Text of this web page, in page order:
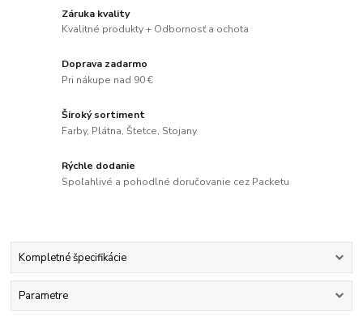
Záruka kvality
Kvalitné produkty + Odbornosť a ochota
Doprava zadarmo
Pri nákupe nad 90 €
Široký sortiment
Farby, Plátna, Štetce, Stojany
Rýchle dodanie
Spoľahlivé a pohodlné doručovanie cez Packetu
Kompletné špecifikácie
Parametre